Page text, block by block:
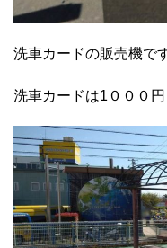
洗車カードの販売機です
洗車カードは1０００